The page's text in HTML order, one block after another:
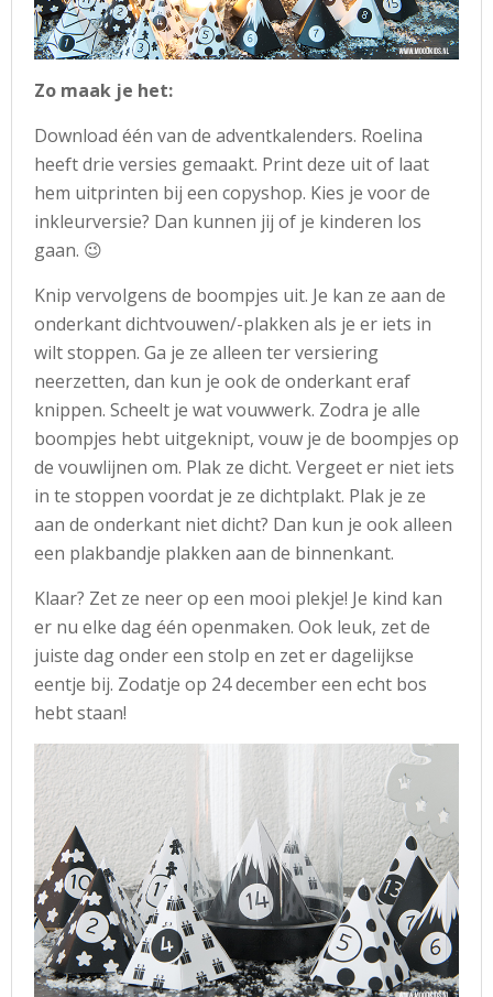
Zo maak je het:
Download één van de adventkalenders. Roelina
heeft drie versies gemaakt. Print deze uit of laat
hem uitprinten bij een copyshop. Kies je voor de
inkleurversie? Dan kunnen jij of je kinderen los
gaan. 😉
Knip vervolgens de boompjes uit. Je kan ze aan de
onderkant dichtvouwen/-plakken als je er iets in
wilt stoppen. Ga je ze alleen ter versiering
neerzetten, dan kun je ook de onderkant eraf
knippen. Scheelt je wat vouwwerk. Zodra je alle
boompjes hebt uitgeknipt, vouw je de boompjes op
de vouwlijnen om. Plak ze dicht. Vergeet er niet iets
in te stoppen voordat je ze dichtplakt. Plak je ze
aan de onderkant niet dicht? Dan kun je ook alleen
een plakbandje plakken aan de binnenkant.
Klaar? Zet ze neer op een mooi plekje! Je kind kan
er nu elke dag één openmaken. Ook leuk, zet de
juiste dag onder een stolp en zet er dagelijkse
eentje bij. Zodatje op 24 december een echt bos
hebt staan!